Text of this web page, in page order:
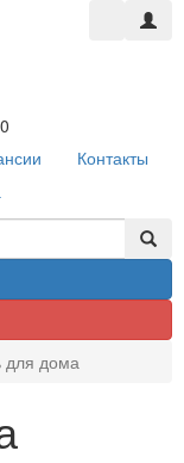
Контакты
для дома